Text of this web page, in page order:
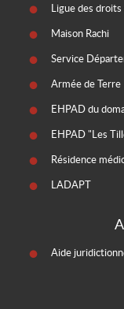
Ligue des
Maison Rachi
Service
Armée de Terre
EHPAD du
EHPAD "Les
Résidence
LADAPT
Aide